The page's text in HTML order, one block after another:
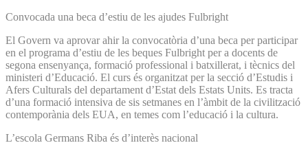
Convocada una beca d’estiu de les ajudes Fulbright
El Govern va aprovar ahir la convocatòria d’una beca per participar
en el programa d’estiu de les beques Fulbright per a docents de
segona ensenyança, formació professional i batxillerat, i tècnics del
ministeri d’Educació. El curs és organitzat per la secció d’Estudis i
Afers Culturals del departament d’Estat dels Estats Units. Es tracta
d’una formació intensiva de sis setmanes en l’àmbit de la civilització
contemporània dels EUA, en temes com l’educació i la cultura.
L’escola Germans Riba és d’interès nacional